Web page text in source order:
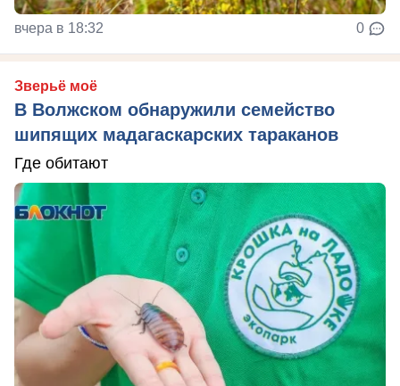
вчера в 18:32 0
Зверьё моё
В Волжском обнаружили семейство
шипящих мадагаскарских тараканов
Где обитают